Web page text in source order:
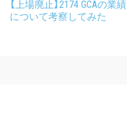
【上場廃止】2174 GCAの業績
について考察してみた